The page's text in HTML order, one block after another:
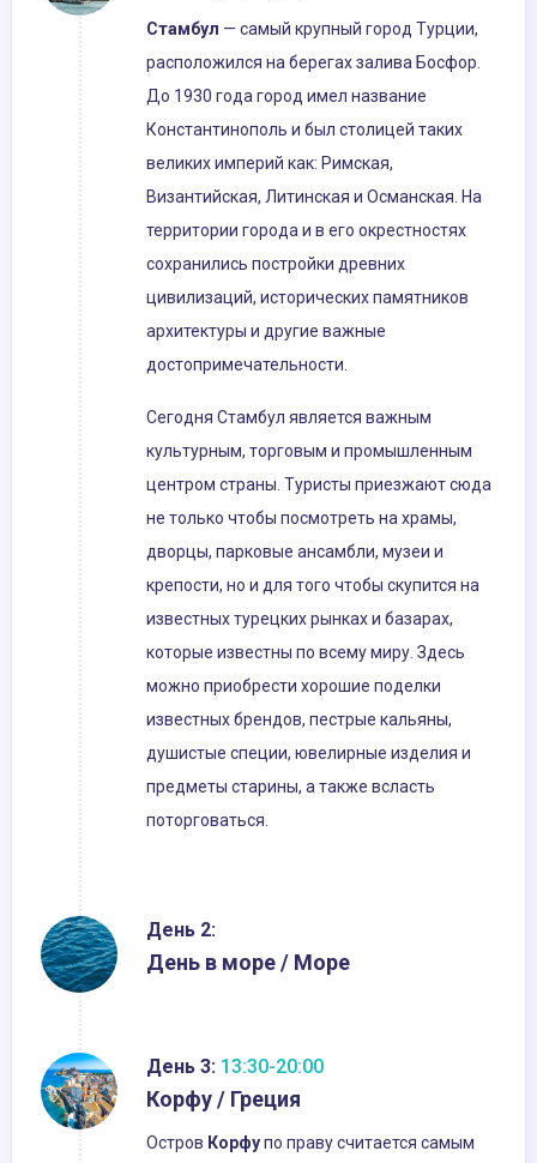
Стамбул — самый крупный город Турции,
расположился на берегах залива Босфор.
До 1930 года город имел название
Константинополь и был столицей таких
великих империй как: Римская,
Византийская, Литинская и Османская. На
территории города и в его окрестностях
сохранились постройки древних
цивилизаций, исторических памятников
архитектуры и другие важные
достопримечательности.
Сегодня Стамбул является важным
культурным, торговым и промышленным
центром страны. Туристы приезжают сюда
не только чтобы посмотреть на храмы,
дворцы, парковые ансамбли, музеи и
крепости, но и для того чтобы скупится на
известных турецких рынках и базарах,
которые известны по всему миру. Здесь
можно приобрести хорошие поделки
известных брендов, пестрые кальяны,
душистые специи, ювелирные изделия и
предметы старины, а также всласть
поторговаться.
День 2:
День в море / Море
День 3: 13:30-20:00
Корфу / Греция
Остров Корфупо праву считается самым